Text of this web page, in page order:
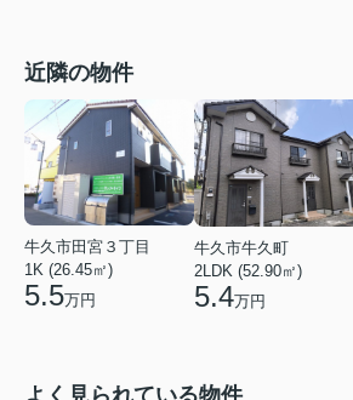
近隣の物件
牛久市田宮３丁目
1K (26.45㎡)
5.5万円
牛久市牛久町
2LDK (52.90㎡)
5.4万円
よく見られている物件